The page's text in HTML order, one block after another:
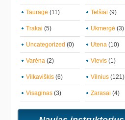
Tauragė (11) Telšiai (9)
Trakai (5) Ukmergė (3)
Uncategorized (0) Utena (10)
Varėna (2) Vievis (1)
Vilkaviškis (6) Vilnius (121)
Visaginas (3) Zarasai (4)